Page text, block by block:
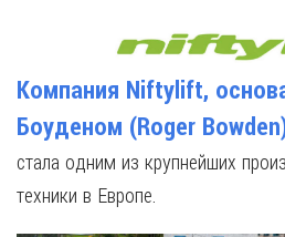
Компания Niftylift,
Боуденом (Roger
стала одним из крупнейших
техники в Европе.